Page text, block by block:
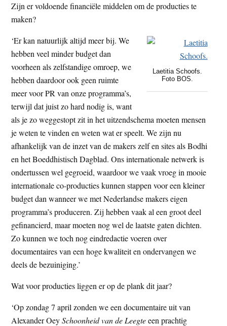
Zijn er voldoende financiële middelen om de producties te
maken?
Laetitia Schoofs.
Foto BOS.
‘Er kan natuurlijk altijd meer bij. We
hebben veel minder budget dan
voorheen als zelfstandige omroep, we
hebben daardoor ook geen ruimte
meer voor PR van onze programma’s,
terwijl dat juist zo hard nodig is, want
als je zo weggestopt zit in het uitzendschema moeten mensen
je weten te vinden en weten wat er speelt. We zijn nu
afhankelijk van de inzet van de makers zelf en sites als Bodhi
en het Boeddhistisch Dagblad. Ons internationale netwerk is
ondertussen wel gegroeid, waardoor we vaak vroeg in mooie
internationale co-producties kunnen stappen voor een kleiner
budget dan wanneer we met Nederlandse makers eigen
programma’s produceren. Zij hebben vaak al een groot deel
gefinancierd, maar moeten nog wel de laatste gaten dichten.
Zo kunnen we toch nog eindredactie voeren over
documentaires van een hoge kwaliteit en ondervangen we
deels de bezuiniging.’
Wat voor producties liggen er op de plank dit jaar?
‘Op zondag 7 april zonden we een documentaire uit van
Alexander OeySchoonheid van de Leegteeen prachtig